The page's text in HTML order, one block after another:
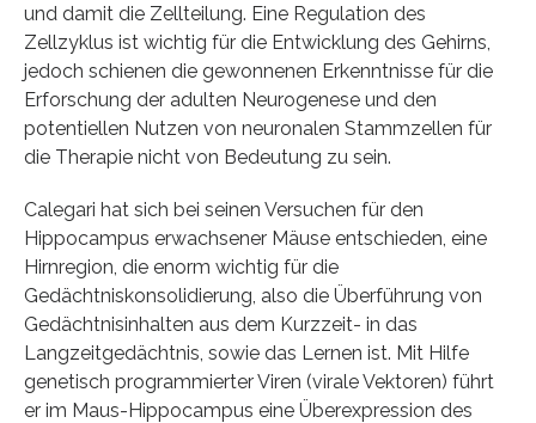
und damit die Zellteilung. Eine Regulation des
Zellzyklus ist wichtig für die Entwicklung des Gehirns,
jedoch schienen die gewonnenen Erkenntnisse für die
Erforschung der adulten Neurogenese und den
potentiellen Nutzen von neuronalen Stammzellen für
die Therapie nicht von Bedeutung zu sein.
Calegari hat sich bei seinen Versuchen für den
Hippocampus erwachsener Mäuse entschieden, eine
Hirnregion, die enorm wichtig für die
Gedächtniskonsolidierung, also die Überführung von
Gedächtnisinhalten aus dem Kurzzeit- in das
Langzeitgedächtnis, sowie das Lernen ist. Mit Hilfe
genetisch programmierter Viren (virale Vektoren) führt
er im Maus-Hippocampus eine Überexpression des